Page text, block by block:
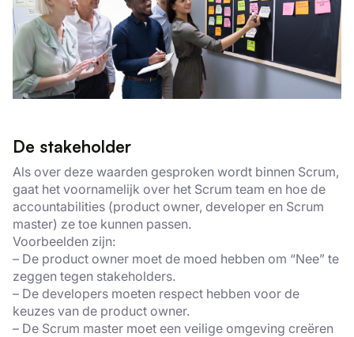
De stakeholder
Als over deze waarden gesproken wordt binnen Scrum,
gaat het voornamelijk over het Scrum team en hoe de
accountabilities (product owner, developer en Scrum
master) ze toe kunnen passen.
Voorbeelden zijn:
– De product owner moet de moed hebben om “Nee” te
zeggen tegen stakeholders.
– De developers moeten respect hebben voor de
keuzes van de product owner.
– De Scrum master moet een veilige omgeving creëren